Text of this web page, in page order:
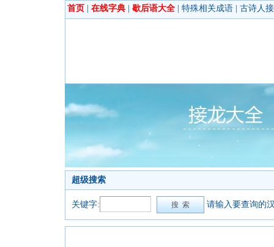
首页 在线字典 歇后语大全 特殊相关成语 古诗人
超级搜索
关键字: 请输入要查询的